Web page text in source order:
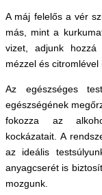
A máj felelős a vér
más, mint a
vizet, adjunk
mézzel és citromlével
Az egészséges
egészségének
fokozza az
kockázatait. A
az ideális
anyagcserét is
mozgunk.